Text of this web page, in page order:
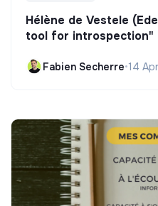
Hélène de Vestele
tool for introspection"
Fabien Secherre•14